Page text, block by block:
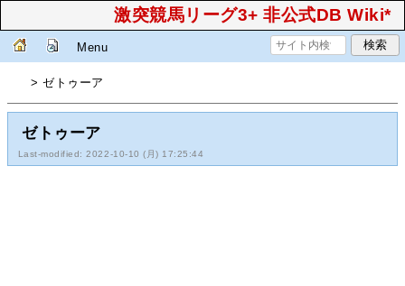
激突競馬リーグ3+ 非公式DB Wiki*
Menu
> ゼトゥーア
ゼトゥーア
Last-modified: 2022-10-10 (月) 17:25:44